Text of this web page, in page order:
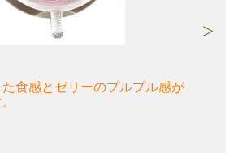
食感とゼリーのプルプル感が